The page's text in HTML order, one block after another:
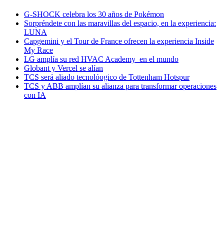
G-SHOCK celebra los 30 años de Pokémon
Sorpréndete con las maravillas del espacio, en la experiencia:
LUNA
Capgemini y el Tour de France ofrecen la experiencia Inside
My Race
LG amplía su red HVAC Academy en el mundo
Globant y Vercel se alían
TCS será aliado tecnolóogico de Tottenham Hotspur
TCS y ABB amplían su alianza para transformar operaciones
con IA